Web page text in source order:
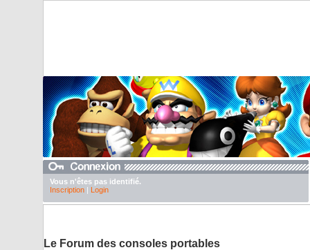
Vous n'êtes pas identifié.
Inscription| Login
Le Forum des consoles portables